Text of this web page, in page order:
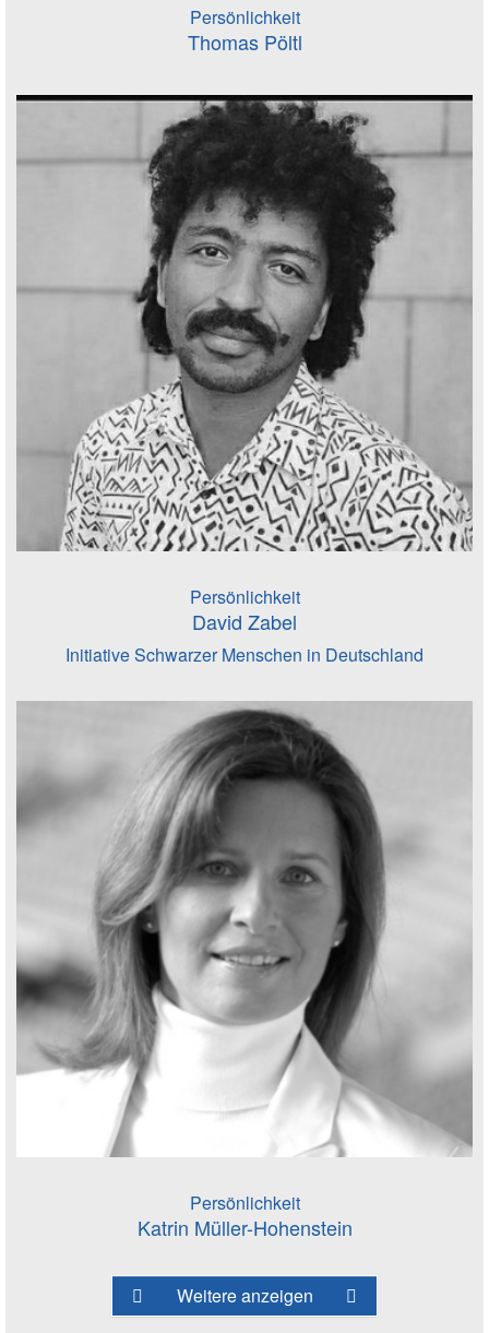
Persönlichkeit
Thomas Pöltl
Persönlichkeit
David Zabel
Initiative Schwarzer Menschen in Deutschland
Persönlichkeit
Katrin Müller-Hohenstein
Weitere anzeigen